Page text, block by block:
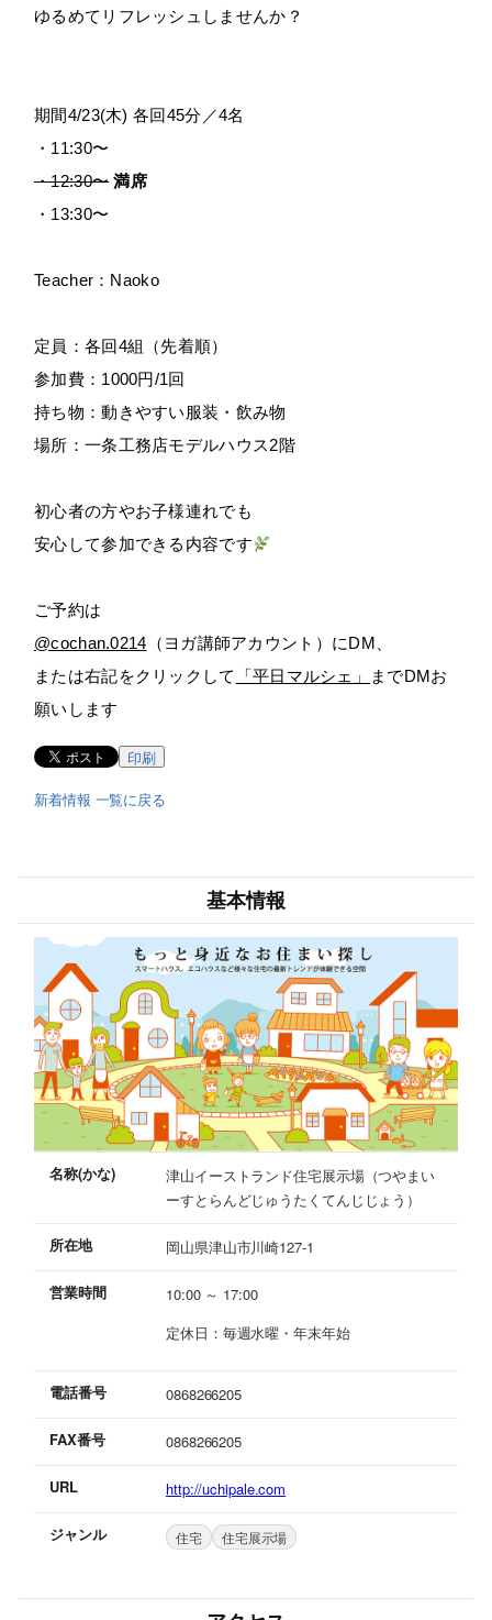
ゆるめてリフレッシュしませんか？
期間4/23(木) 各回45分／4名
・11:30〜
・12:30〜 満席
・13:30〜
Teacher：Naoko
定員：各回4組（先着順）
参加費：1000円/1回
持ち物：動きやすい服装・飲み物
場所：一条工務店モデルハウス2階
初心者の方やお子様連れでも
安心して参加できる内容です
ご予約は
@cochan.0214 （ヨガ講師アカウント）にDM、
または右記をクリックして
「平日マルシェ」
までDMお
願いします
印刷
新着情報 一覧に戻る
基本情報
名称(かな)
津山イーストランド住宅展示場（つやまい
ーすとらんどじゅうたくてんじじょう）
所在地 岡山県津山市川崎127-1
営業時間
10:00 ～ 17:00
定休日：毎週水曜・年末年始
電話番号 0868266205
FAX番号 0868266205
URL http://uchipale.com
ジャンル 住宅 住宅展示場